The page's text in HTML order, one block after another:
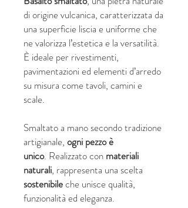
di origine vulcanica, caratterizzata da
una superficie liscia e uniforme che
ne valorizza l’estetica e la versatilità.
È ideale per rivestimenti,
pavimentazioni ed elementi d’arredo
su misura come tavoli, camini e
scale.
Smaltato a mano secondo tradizione
artigianale, ogni pezzo è
unico. Realizzato con materiali
naturali, rappresenta una scelta
sostenibileche unisce qualità,
funzionalità ed eleganza.